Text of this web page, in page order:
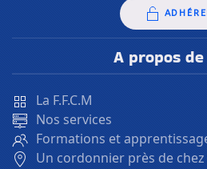
A propos
La F.F.C.M
Nos services
Formations et
Un cordonnier près de chez